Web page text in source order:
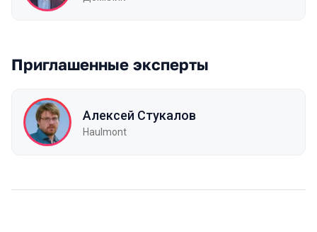
Приглашенные эксперты
Алексей Стукалов
Haulmont